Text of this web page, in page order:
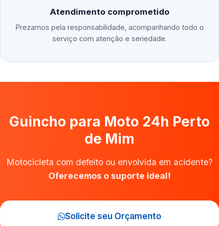
Atendimento comprometido
Prezamos pela responsabilidade, acompanhando todo o
serviço com atenção e seriedade.
Guincho para Moto 24h Perto
de Mim
Motocicleta com defeito ou envolvida em acidente?
Oferecemos o suporte ideal!
Solicite seu Orçamento